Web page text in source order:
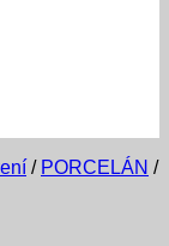
/ PORCELÁN /